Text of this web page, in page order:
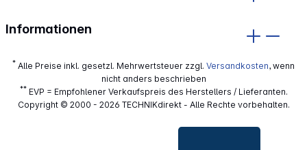
Informationen
* Alle Preise inkl. gesetzl. Mehrwertsteuer zzgl. Versandkosten, wenn
nicht anders beschrieben
**EVP = Empfohlener Verkaufspreis des Herstellers / Lieferanten.
Copyright © 2000 - 2026 TECHNIKdirekt - Alle Rechte vorbehalten.